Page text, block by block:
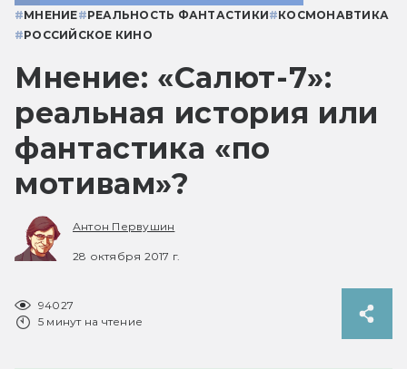
#МНЕНИЕ#РЕАЛЬНОСТЬ ФАНТАСТИКИ#КОСМОНАВТИКА
#РОССИЙСКОЕ КИНО
Мнение: «Салют-7»:
реальная история или
фантастика «по
мотивам»?
Антон Первушин
28 октября 2017 г.
94027
5 минут на чтение